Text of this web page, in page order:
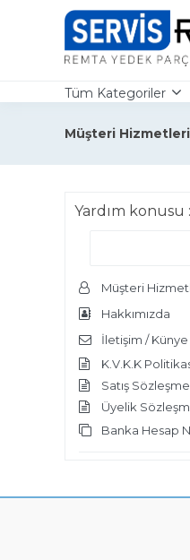
Tüm Kategoriler
Müşteri Hizmetleri
Yardım konusu :
Müşteri
Hakkımızda
İletişim / Künye
K.V.K.K
Satış
Üyelik
Banka Hesap